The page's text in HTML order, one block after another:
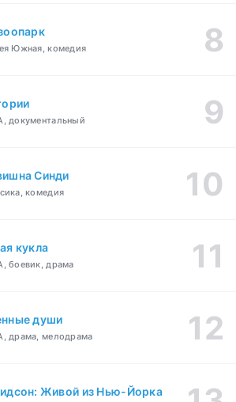
Южная, комедия
документальный
Синди
комедия
кукла
боевик, драма
души
драма, мелодрама
Живой из Нью-Йорка